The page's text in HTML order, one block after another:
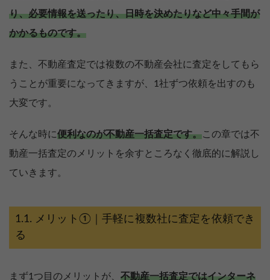
り、必要情報を送ったり、日時を決めたりなど中々手間が
かかるものです。
また、不動産査定では複数の不動産会社に査定をしてもら
うことが重要になってきますが、1社ずつ依頼を出すのも
大変です。
そんな時に便利なのが不動産一括査定です。この章では不
動産一括査定のメリットを余すところなく徹底的に解説し
ていきます。
メリット①｜手軽に複数社に査定を依頼でき
る
まず1つ目のメリットが、 不動産一括査定ではインターネ